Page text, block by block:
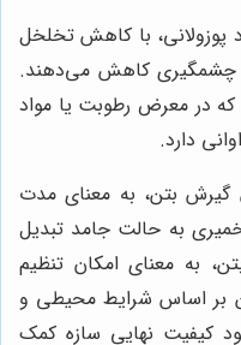
پوزولانی، با کاهش تخلخل
چشمگیری کاهش می‌دهند.
که در معرض رطوبت یا مواد
دارد.
گیرش بتن، به معنای مدت
به حالت جامد تبدیل
به معنای امکان تنظیم
بر اساس شرایط محیطی و
کیفیت نهایی سازه کمک